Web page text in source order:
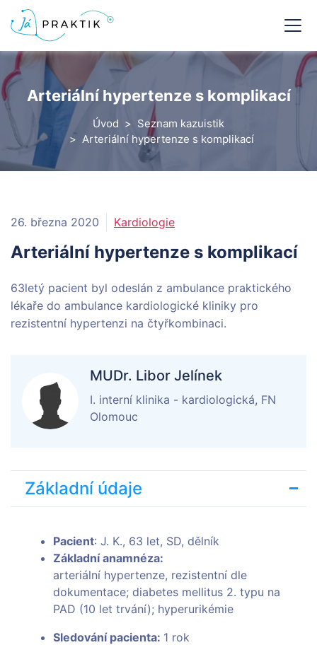
Arteriální hypertenze s komplikací
Úvod
Seznam kazuistik
Arteriální hypertenze s komplikací
26. března 2020 Kardiologie
Arteriální hypertenze s komplikací
63letý pacient byl odeslán z ambulance praktického
lékaře do ambulance kardiologické kliniky pro
rezistentní hypertenzi na čtyřkombinaci.
MUDr. Libor Jelínek
I. interní klinika - kardiologická, FN
Olomouc
Základní údaje
Pacient: J. K., 63 let, SD, dělník
Základní anamnéza:
arteriální hypertenze, rezistentní dle
dokumentace; diabetes mellitus 2. typu na
PAD (10 let trvání); hyperurikémie
Sledování pacienta: 1 rok